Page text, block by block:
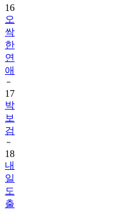
16
오
싹
한
연
애
17
박
보
검
18
내
일
도
출